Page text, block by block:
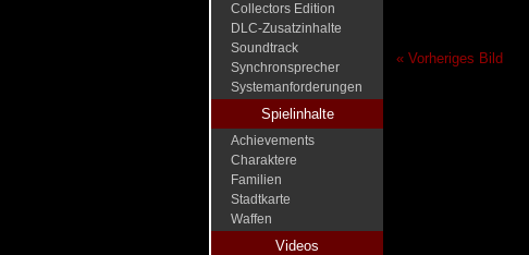
Collectors Edition
DLC-Zusatzinhalte
Soundtrack
Synchronsprecher
Systemanforderungen
Spielinhalte
Achievements
Charaktere
Familien
Stadtkarte
Waffen
Videos
« Vorheriges Bild